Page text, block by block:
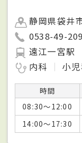
静岡県袋井
0538-49-
遠江一宮駅
内科
小
時間
08:30～12:00
14:00～17:30